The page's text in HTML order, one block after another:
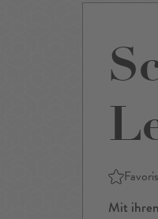
Mit